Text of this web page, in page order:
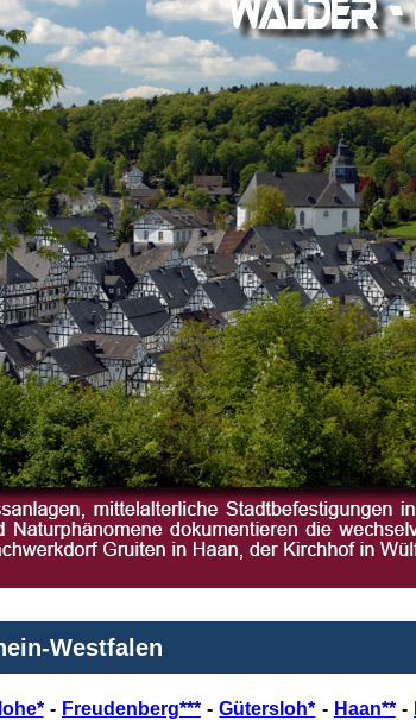
Westfalen
- Freudenberg***-Gütersloh* - Haan**-